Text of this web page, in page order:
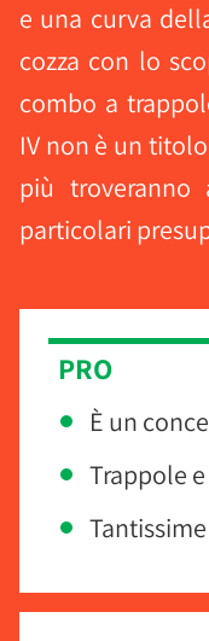
e una curva
cozza con lo
combo a
IV non è un
più troveranno
particolari
PRO
È un
Trappole